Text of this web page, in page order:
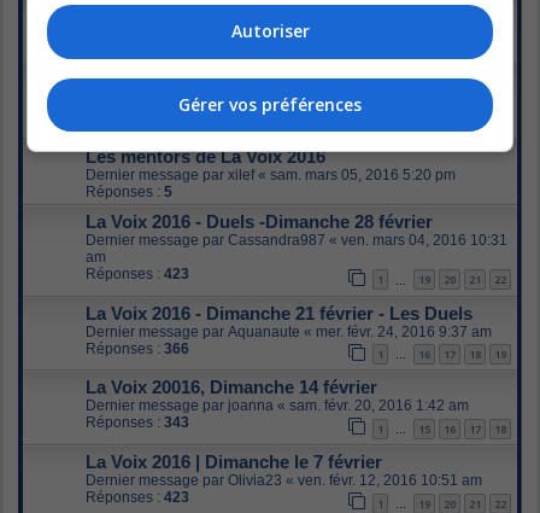
joanna«dim. mars 13, 2016 12:55 am
La Voix 2016 - Duels -Dimanche 6 mars
Dernier message par nancy31f«mer. mars 09, 2016 6:42 pm
Les mentors de La Voix 2016
Dernier message par xilef« sam. mars 05, 2016 5:20 pm
Réponses : 5
La Voix 2016 - Duels -Dimanche 28 février
Dernier message par Cassandra987 « ven. mars 04, 2016 10:31
am
Réponses : 423 1 19 20 21 22
La Voix 2016 - Dimanche 21 février - Les Duels
Dernier message par Aquanaute « mer. févr. 24, 2016 9:37 am
Réponses : 366 1 … 16 17 18 19
La Voix 20016, Dimanche 14 février
Dernier message par joanna « sam. févr. 20, 2016 1:42 am
Réponses : 343 1 … 15 16 17 18
La Voix 2016 | Dimanche le 7 février
Dernier message par Olivia23 « ven. févr. 12, 2016 10:51 am
Réponses : 423 1 19 20 21 22
Autoriser
Gérer vos préférences